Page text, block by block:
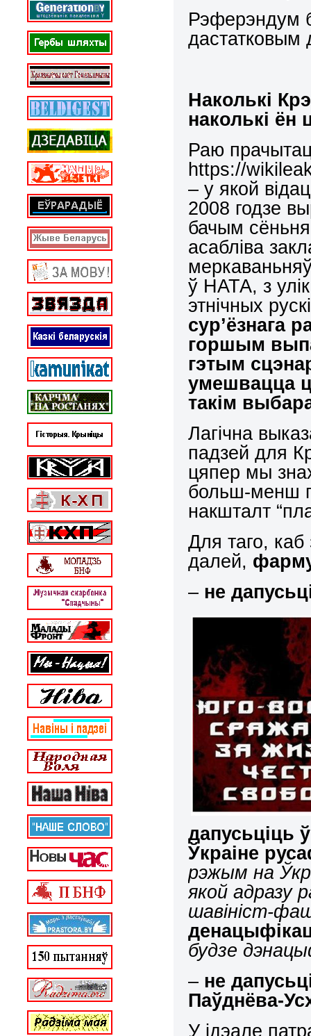
Рэферэндум
Наколькі
наколькі ён
Раю
https://
– у якой
2008 годзе
бачым
асабліва
ў НАТА, з
этнічных
сур’ёзнага
горшым
гэтым
умешвацца
такім
Лагічна
падзей для
цяпер мы
больш-менш
накшталт
Для таго,
далей,
– не
дапусьціць
Ўкраіне
рэжым на
якой адразу
шавініст-
будзе
– не
Паўднёва-
У ідэале